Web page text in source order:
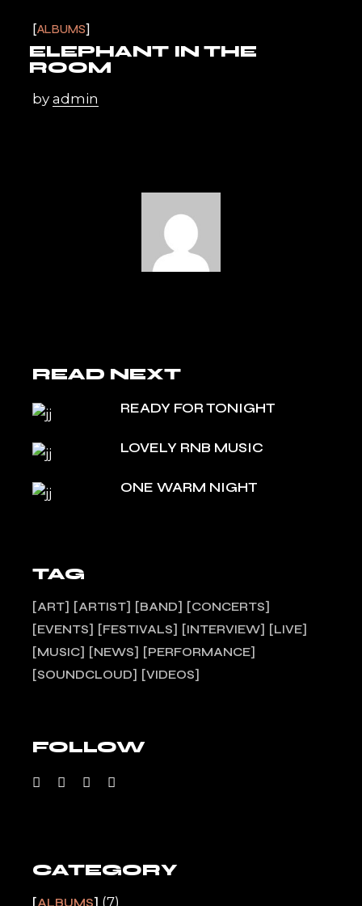
ALBUMS
ELEPHANT IN THE
ROOM
byadmin
READ NEXT
READY FOR TONIGHT
LOVELY RNB MUSIC
ONE WARM NIGHT
TAG
ART ARTIST BAND
CONCERTS
EVENTS
FESTIVALS INTERVIEW
LIVE
MUSIC
NEWS
PERFORMANCE
SOUNDCLOUD
VIDEOS
FOLLOW
CATEGORY
ALBUMS (7)